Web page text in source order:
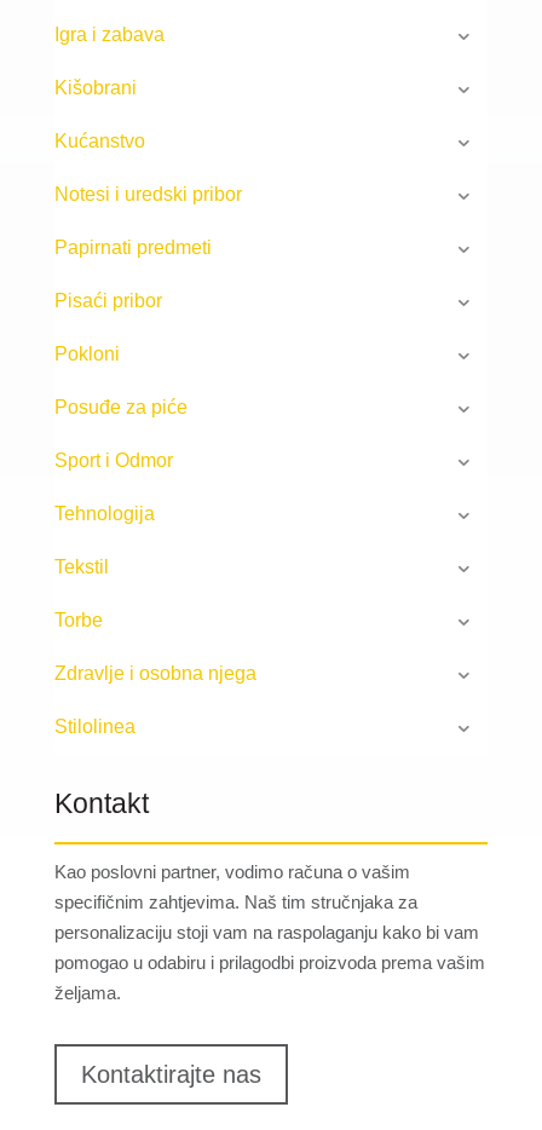
Igra i zabava
Kišobrani
Kućanstvo
Notesi i uredski pribor
Papirnati predmeti
Pisaći pribor
Pokloni
Posuđe za piće
Sport i Odmor
Tehnologija
Tekstil
Torbe
Zdravlje i osobna njega
Stilolinea
Kontakt
Kao poslovni partner, vodimo računa o vašim
specifičnim zahtjevima. Naš tim stručnjaka za
personalizaciju stoji vam na raspolaganju kako bi vam
pomogao u odabiru i prilagodbi proizvoda prema vašim
željama.
Kontaktirajte nas